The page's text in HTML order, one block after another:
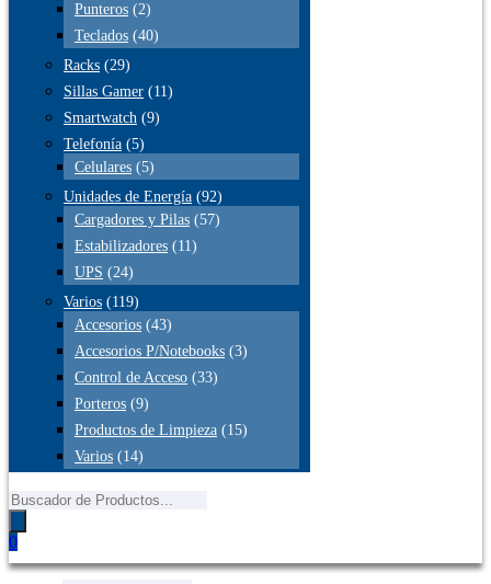
Punteros (2)
Teclados (40)
Racks (29)
Sillas Gamer (11)
Smartwatch (9)
Telefonía (5)
Celulares (5)
Unidades de Energía (92)
Cargadores y Pilas (57)
Estabilizadores (11)
UPS (24)
Varios (119)
Accesorios (43)
Accesorios P/Notebooks (3)
Control de Acceso (33)
Porteros (9)
Productos de Limpieza (15)
Varios (14)
Búsqueda
de
productos
0